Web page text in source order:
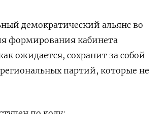
демократический альянс во
формирования кабинета
ожидается, сохранит за собой
партий, которые не